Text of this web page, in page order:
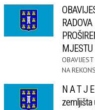
MJESTU
NA
N A T J
zemljišta